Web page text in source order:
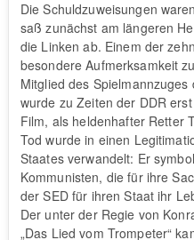
Die Schuldzuweisungen
saß zunächst am längeren
die Linken ab. Einem der
besondere Aufmerksamkeit
Mitglied des
wurde zu Zeiten der DDR
Film, als heldenhafter Retter
Tod wurde in einen
Staates verwandelt: Er
Kommunisten, die für ihre
der SED für ihren Staat ihr
Der unter der Regie von
„Das Lied vom Trompeter“